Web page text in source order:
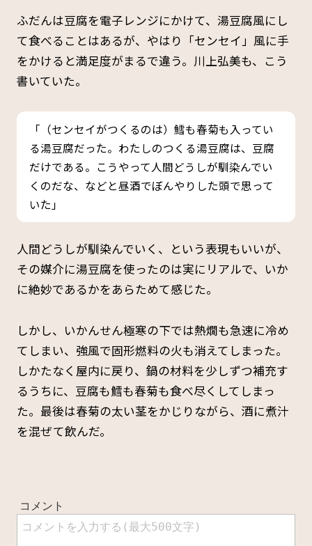
ふだんは豆腐を電子レンジにかけて、湯豆腐風にし
て食べることはあるが、やはり「センセイ」風に手
をかけると満足度がまるで違う。川上弘美も、こう
書いていた。
「（センセイがつくるのは）鱈も春菊も入ってい
る湯豆腐だった。わたしのつくる湯豆腐は、豆腐
だけである。こうやって人間どうしが馴染んでい
くのだな、などと昼酒でぼんやりした頭で思って
いた」
人間どうしが馴染んでいく、という表現もいいが、
その媒介に湯豆腐を使ったのは実にリアルで、いか
に絶妙であるかをあらためて感じた。
しかし、いかんせん極寒の下では熱燗も急速に冷め
てしまい、強風で固形燃料の火も消えてしまった。
しかたなく屋内に戻り、鍋の材料を少しずつ補充す
るうちに、豆腐も鱈も春菊も食べ尽くしてしまっ
た。最後は春菊の太い茎をかじりながら、酒に煮汁
を混ぜて飲んだ。